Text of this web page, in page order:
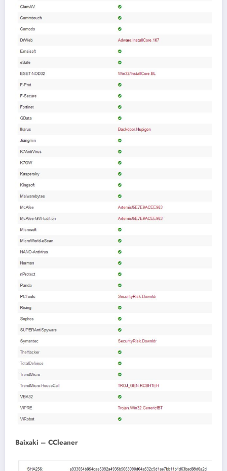
Baixaki – CCleaner